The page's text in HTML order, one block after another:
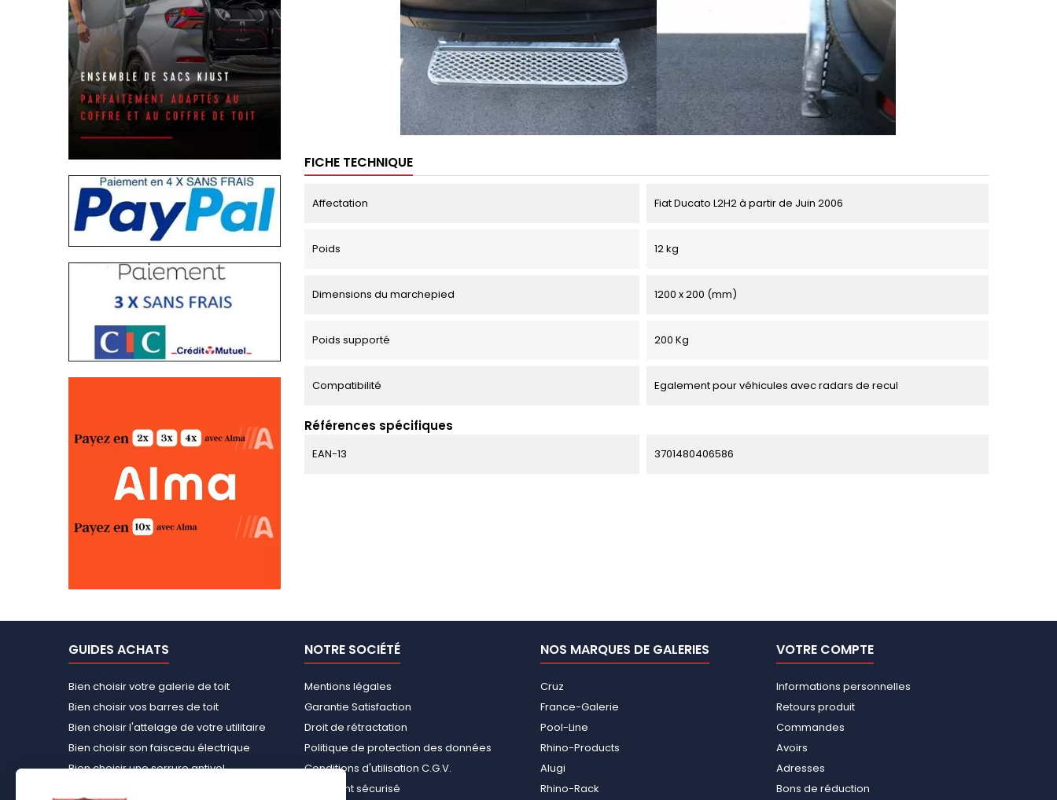
FICHE TECHNIQUE
Affectation Fiat Ducato L2H2 à partir de Juin 2006
Poids 12 kg
Dimensions du marchepied 1200 x 200 (mm)
Poids supporté 200 Kg
Compatibilité Egalement pour véhicules avec radars de recul
Références spécifiques
EAN-13 3701480406586
GUIDES ACHATS
Bien choisir votre galerie de toit
Bien choisir vos barres de toit
Bien choisir l'attelage de votre utilitaire
Bien choisir son faisceau électrique
Bien choisir une serrure antivol
NOTRE SOCIÉTÉ
Mentions légales
Garantie Satisfaction
Droit de rétractation
Politique de protection des données
Conditions d'utilisation C.G.V.
Paiement sécurisé
NOS MARQUES DE GALERIES
Cruz
France-Galerie
Pool-Line
Rhino-Products
Alugi
Rhino-Rack
VOTRE COMPTE
Informations personnelles
Retours produit
Commandes
Avoirs
Adresses
Bons de réduction